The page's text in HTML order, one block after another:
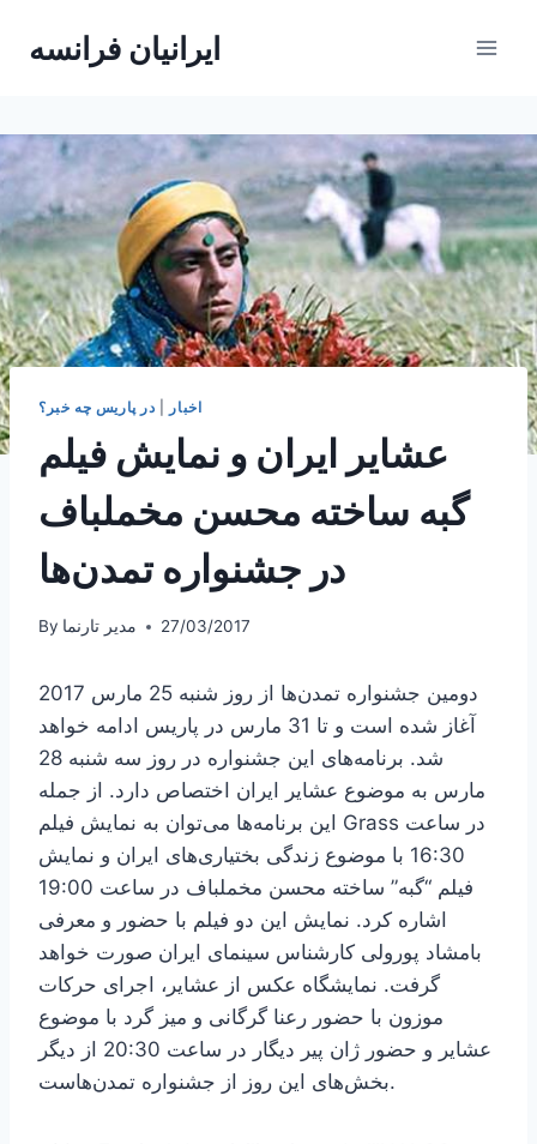
ایرانیان فرانسه
اخبار در پاریس چه خبر؟
عشایر ایران و نمایش فیلم
گبه ساخته محسن مخملباف
در جشنواره تمدن‌ها
By مدیر تارنما 27/03/2017
دومین جشنواره تمدن‌ها از روز شنبه 25 مارس 2017
آغاز شده است و تا 31 مارس در پاریس ادامه خواهد
شد. برنامه‌های این جشنواره در روز سه شنبه 28
مارس به موضوع عشایر ایران اختصاص دارد. از جمله
این برنامه‌ها می‌توان به نمایش فیلم Grass در ساعت
16:30 با موضوع زندگی بختیاری‌های ایران و نمایش
فیلم “گبه” ساخته محسن مخملباف در ساعت 19:00
اشاره کرد. نمایش این دو فیلم با حضور و معرفی
بامشاد پورولی کارشناس سینمای ایران صورت خواهد
گرفت. نمایشگاه عکس از عشایر، اجرای حرکات
موزون با حضور رعنا گرگانی و میز گرد با موضوع
عشایر و حضور ژان پیر دیگار در ساعت 20:30 از دیگر
بخش‌های این روز از جشنواره تمدن‌هاست.